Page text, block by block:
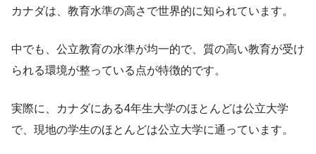
カナダは、教育水準の高さで世界的に知られています。
中でも、公立教育の水準が均一的で、質の高い教育が受け
られる環境が整っている点が特徴的です。
実際に、カナダにある4年生大学のほとんどは公立大学
で、現地の学生のほとんどは公立大学に通っています。